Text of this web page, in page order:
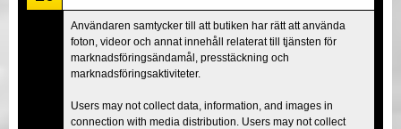
Användaren samtycker till att butiken har rätt att använda
foton, videor och annat innehåll relaterat till tjänsten för
marknadsföringsändamål, presstäckning och
marknadsföringsaktiviteter.
Users may not collect data, information, and images in
connection with media distribution. Users may not collect